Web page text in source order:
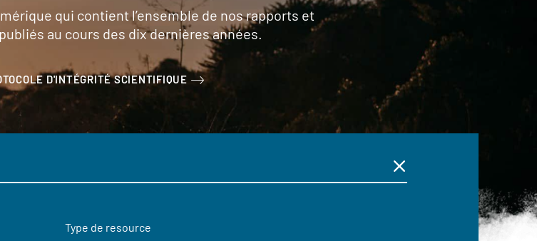
qui contient l’ensemble de nos rapports et
au cours des dix dernières années.
D'INTÉGRITÉ SCIENTIFIQUE
Type de resource